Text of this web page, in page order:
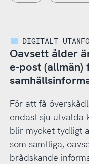
DIGITALT
Oavsett ålder
e-post
För att få
endast sju utvalda
blir mycket tydligt
som samtliga,
brådskande